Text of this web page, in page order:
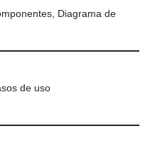
Diagrama de
de uso